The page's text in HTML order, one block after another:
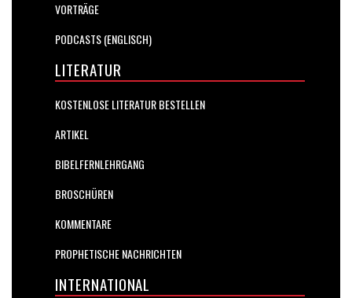
VORTRÄGE
PODCASTS (ENGLISCH)
LITERATUR
KOSTENLOSE LITERATUR BESTELLEN
ARTIKEL
BIBELFERNLEHRGANG
BROSCHÜREN
KOMMENTARE
PROPHETISCHE NACHRICHTEN
INTERNATIONAL